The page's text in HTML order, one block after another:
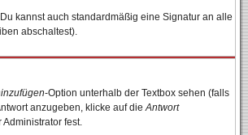
kannst auch standardmäßig eine Signatur an alle
abschaltest).
-Option unterhalb der Textbox sehen (falls
anzugeben, klicke auf dieAntwort
fest.